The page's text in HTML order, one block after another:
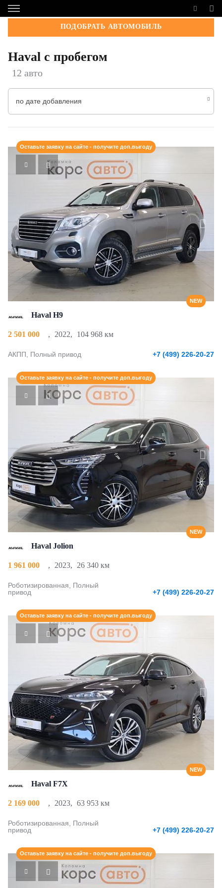
ПОДОБРАТЬ АВТОМОБИЛЬ
Haval с пробегом
12 авто
по дате добавления
NEW
Оставьте заявку на сайте - получите доп.выгоду
Haval H9
2 501 000 , 2022, 104 968 км
АКПП, Полный привод +7 (499) 226-20-27
NEW
Оставьте заявку на сайте - получите доп.выгоду
Haval Jolion
1 961 000 , 2023, 26 340 км
Роботизированная, Полный
привод
+7 (499) 226-20-27
NEW
Оставьте заявку на сайте - получите доп.выгоду
Haval F7X
2 169 000 , 2023, 63 953 км
Роботизированная, Полный
привод
+7 (499) 226-20-27
Оставьте заявку на сайте - получите доп.выгоду